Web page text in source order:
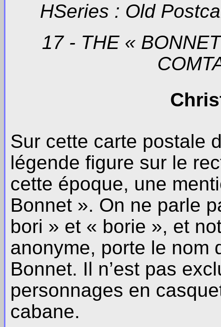
HSeries : Old
17 - THE «
Sur cette carte postale
légende figure sur le
cette époque, une
Bonnet ». On ne parle
bori » et « borie », et
anonyme, porte le nom
Bonnet. Il n’est pas
personnages en
cabane.